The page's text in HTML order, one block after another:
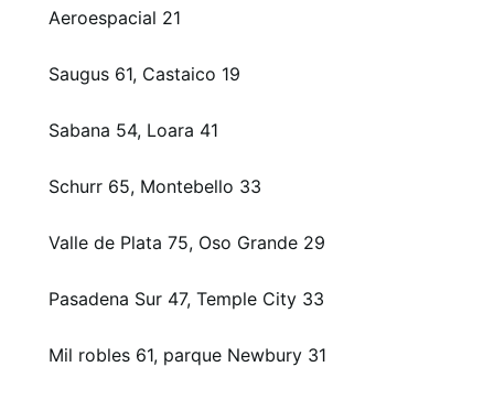
Aeroespacial 21
Saugus 61, Castaico 19
Sabana 54, Loara 41
Schurr 65, Montebello 33
Valle de Plata 75, Oso Grande 29
Pasadena Sur 47, Temple City 33
Mil robles 61, parque Newbury 31